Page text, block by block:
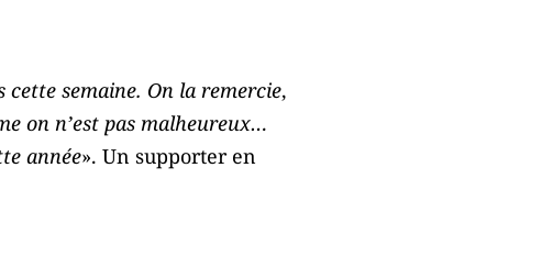
semaine. On la remercie,
on n’est pas malheureux…
année». Un supporter en